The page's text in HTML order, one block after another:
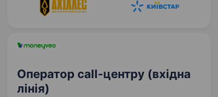
Оператор call-центру (вхідна
лінія)